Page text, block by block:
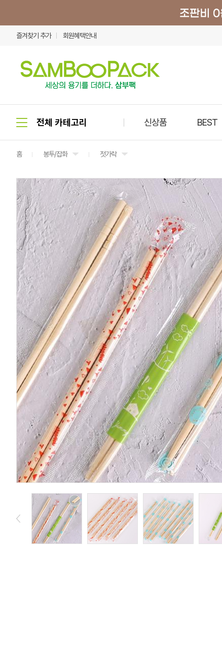
즐겨찾기 추가 회원혜택안내
신상품 BEST
홈 봉투/잡화 젓가락